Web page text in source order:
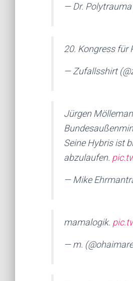
— Dr.
20. Kongress für
— Zufallsshirt
Jürgen
Seine Hybris ist
abzulaufen.
— Mike
mamalogik.
— m.